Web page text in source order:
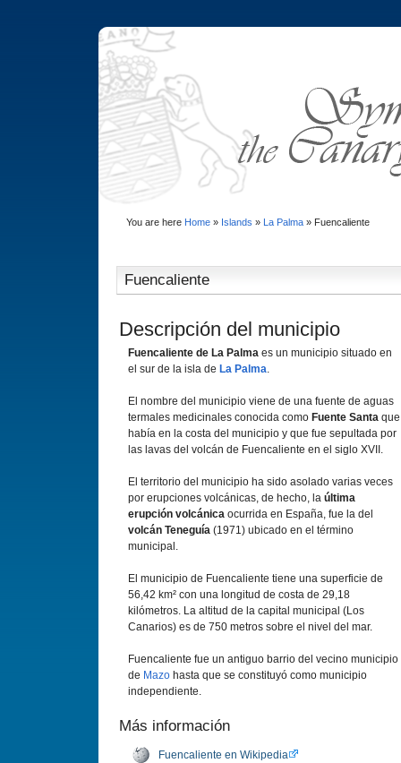
You are here Home» Islands » La Palma» Fuencaliente
Fuencaliente
Descripción del municipio
Fuencaliente de La Palma es un municipio situado en
el sur de la isla de La Palma.
El nombre del municipio viene de una fuente de aguas
termales medicinales conocida como Fuente Santa que
habí­a en la costa del municipio y que fue sepultada por
las lavas del volcán de Fuencaliente en el siglo XVII.
El territorio del municipio ha sido asolado varias veces
por erupciones volcánicas, de hecho, la última
erupción volcánica ocurrida en España, fue la del
volcán Teneguí­a (1971) ubicado en el término
municipal.
El municipio de Fuencaliente tiene una superficie de
56,42 km² con una longitud de costa de 29,18
kilómetros. La altitud de la capital municipal (Los
Canarios) es de 750 metros sobre el nivel del mar.
Fuencaliente fue un antiguo barrio del vecino municipio
de Mazo hasta que se constituyó como municipio
independiente.
Más información
Fuencaliente en Wikipedia